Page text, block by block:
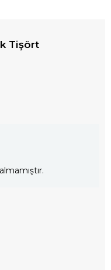
Tişört